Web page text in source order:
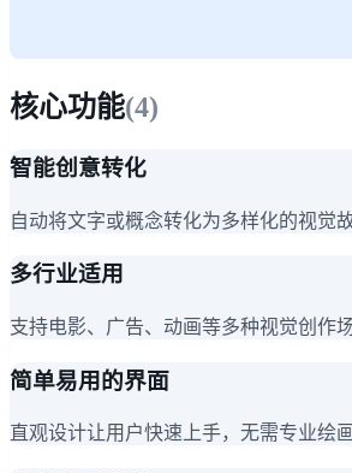
核心功能(4)
智能创意转化
自动将文字或概念转化为多样化的视觉
多行业适用
支持电影、广告、动画等多种视觉创作
简单易用的界面
直观设计让用户快速上手，无需专业绘